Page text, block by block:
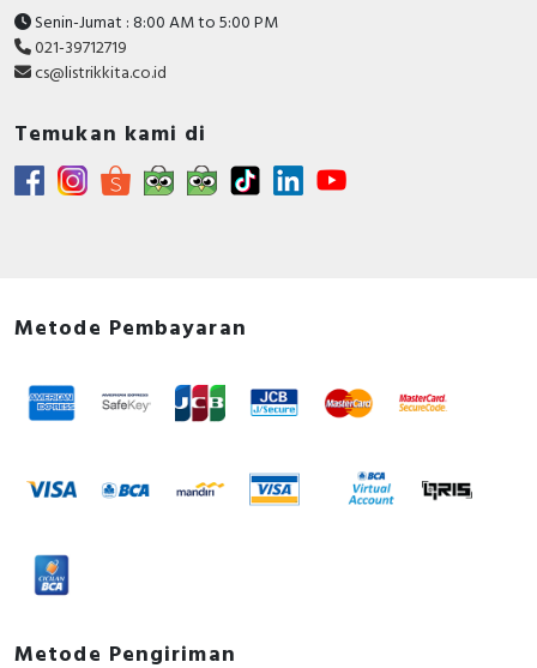
Senin-Jumat : 8:00 AM to 5:00 PM
021-39712719
cs@listrikkita.co.id
Temukan kami di
Metode Pembayaran
Metode Pengiriman